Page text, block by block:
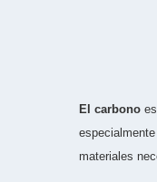
El carbono
materiales